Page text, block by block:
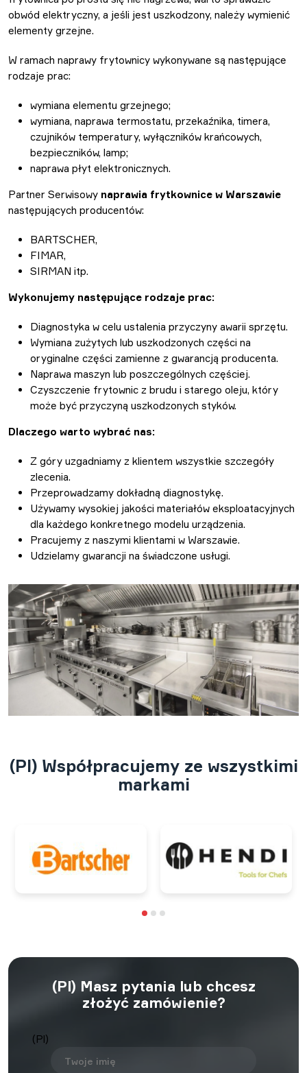
obwód elektryczny, a jeśli jest uszkodzony, należy wymienić
elementy grzejne.
W ramach naprawy frytownicy wykonywane są następujące
rodzaje prac:
wymiana elementu grzejnego;
wymiana, naprawa termostatu, przekaźnika, timera,
czujników temperatury, wyłączników krańcowych,
bezpieczników, lamp;
naprawa płyt elektronicznych.
Partner Serwisowy naprawia frytkownice w Warszawie
następujących producentów:
BARTSCHER,
FIMAR,
SIRMAN itp.
Wykonujemy następujące rodzaje prac:
Diagnostyka w celu ustalenia przyczyny awarii sprzętu.
Wymiana zużytych lub uszkodzonych części na
oryginalne części zamienne z gwarancją producenta.
Naprawa maszyn lub poszczególnych częściej.
Czyszczenie frytownic z brudu i starego oleju, który
może być przyczyną uszkodzonych styków.
Dlaczego warto wybrać nas:
Z góry uzgadniamy z klientem wszystkie szczegóły
zlecenia.
Przeprowadzamy dokładną diagnostykę.
Używamy wysokiej jakości materiałów eksploatacyjnych
dla każdego konkretnego modelu urządzenia.
Pracujemy z naszymi klientami w Warszawie.
Udzielamy gwarancji na świadczone usługi.
(Pl) Współpracujemy ze wszystkimi
markami
(Pl) Masz pytania lub chcesz
złożyć zamówienie?
(Pl)